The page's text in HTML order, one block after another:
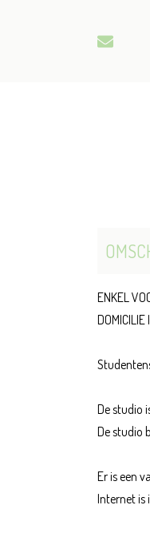
ENKEL
DOMICILIE
De studio
De studio
Er is een
Internet is